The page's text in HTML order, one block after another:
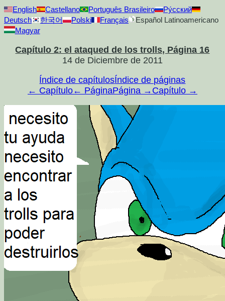
English Castellano Português Brasileiro
Ру́сский
Deutsch
한국어 Polski Français
Español Latinoamericano
Magyar
Capítulo 2: el ataqued de los trolls, Página 16
14 de Diciembre de 2011
Índice de capítulosÍndice de páginas
← Capítulo← PáginaPágina → Capítulo →